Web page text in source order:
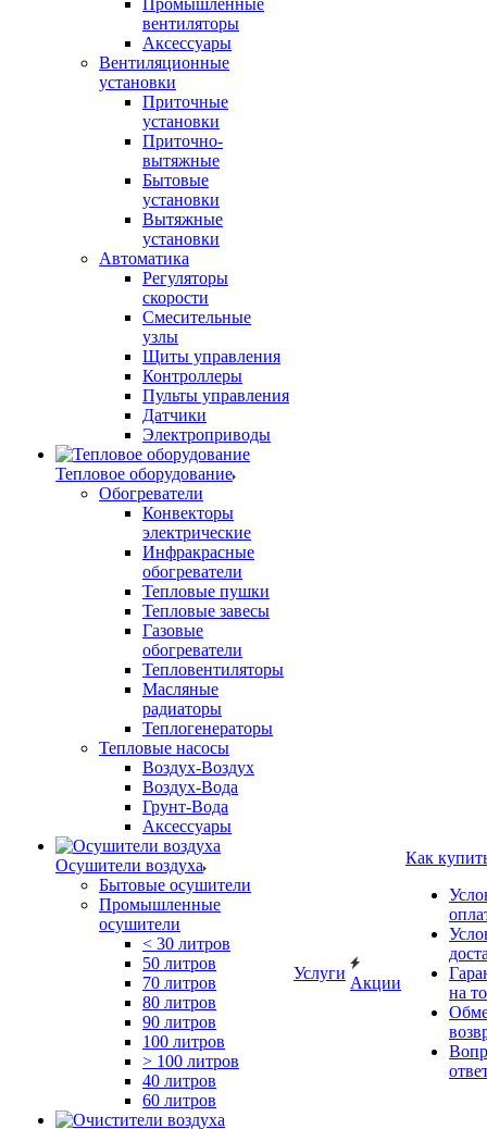
Промышленные
вентиляторы
Аксессуары
Вентиляционные
установки
Приточные
установки
Приточно-
вытяжные
Бытовые
установки
Вытяжные
установки
Автоматика
Регуляторы
скорости
Смесительные
узлы
Щиты управления
Контроллеры
Пульты управления
Датчики
Электроприводы
Тепловое оборудование
Обогреватели
Конвекторы
электрические
Инфракрасные
обогреватели
Тепловые пушки
Тепловые завесы
Газовые
обогреватели
Тепловентиляторы
Масляные
радиаторы
Теплогенераторы
Тепловые насосы
Воздух-Воздух
Воздух-Вода
Грунт-Вода
Аксессуары
Осушители воздуха
Бытовые осушители
Промышленные
осушители
< 30 литров
50 литров
70 литров
80 литров
90 литров
100 литров
> 100 литров
40 литров
60 литров
Услуги
Акции
Как
на